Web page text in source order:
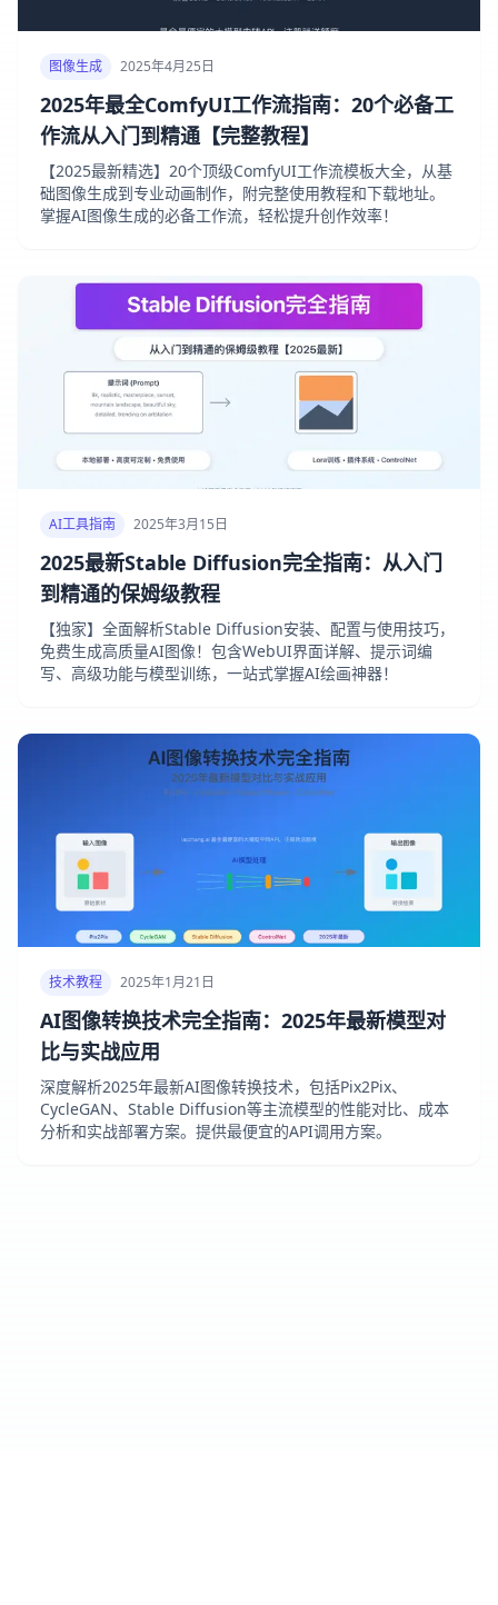
图像生成 2025年4月25日
2025年最全ComfyUI工作流指南：20个必备工
作流从入门到精通【完整教程】
【2025最新精选】20个顶级ComfyUI工作流模板大全，从基
础图像生成到专业动画制作，附完整使用教程和下载地址。
掌握AI图像生成的必备工作流，轻松提升创作效率！
AI工具指南 2025年3月15日
2025最新Stable Diffusion完全指南：从入门
到精通的保姆级教程
【独家】全面解析Stable Diffusion安装、配置与使用技巧，
免费生成高质量AI图像！包含WebUI界面详解、提示词编
写、高级功能与模型训练，一站式掌握AI绘画神器！
技术教程 2025年1月21日
AI图像转换技术完全指南：2025年最新模型对
比与实战应用
深度解析2025年最新AI图像转换技术，包括Pix2Pix、
CycleGAN、Stable Diffusion等主流模型的性能对比、成本
分析和实战部署方案。提供最便宜的API调用方案。